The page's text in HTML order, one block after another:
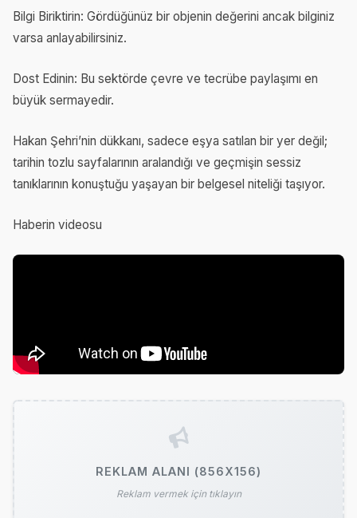
Bilgi Biriktirin: Gördüğünüz bir objenin değerini ancak bilginiz
varsa anlayabilirsiniz.
Dost Edinin: Bu sektörde çevre ve tecrübe paylaşımı en
büyük sermayedir.
Hakan Şehri’nin dükkanı, sadece eşya satılan bir yer değil;
tarihin tozlu sayfalarının aralandığı ve geçmişin sessiz
tanıklarının konuştuğu yaşayan bir belgesel niteliği taşıyor.
Haberin videosu
REKLAM ALANI (856X156)
Reklam vermek için tıklayın